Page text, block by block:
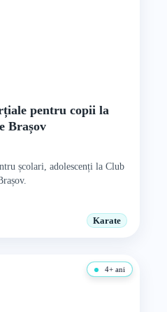
pentru copii la
Brașov
școlari, adolescenți la Club
Karate
4+ ani